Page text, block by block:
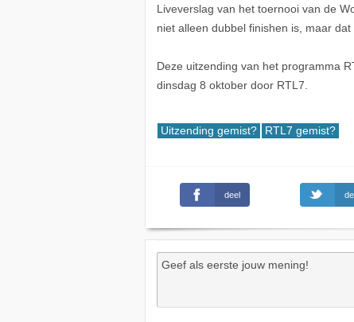
Liveverslag van het toernooi van de
niet alleen dubbel finishen is, maar
Deze uitzending van het programma
dinsdag 8 oktober door RTL7.
Uitzending gemist? RTL7 gemist?
deel